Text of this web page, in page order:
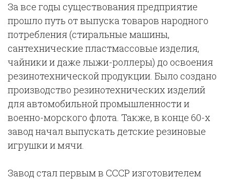
За все годы существования предприятие
прошло путь от выпуска товаров народного
потребления (стиральные машины,
сантехнические пластмассовые изделия,
чайники и даже лыжи-роллеры) до освоения
резинотехнической продукции. Было создано
производство резинотехнических изделий
для автомобильной промышленности и
военно-морского флота. Также, в конце 60-х
завод начал выпускать детские резиновые
игрушки и мячи.
Завод стал первым в СССР изготовителем